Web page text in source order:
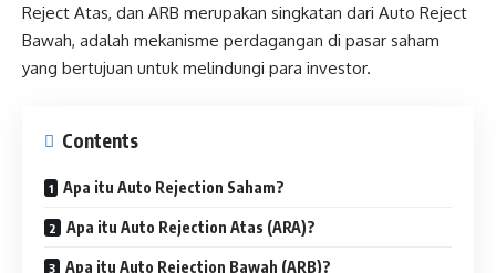
Reject Atas, dan ARB merupakan singkatan dari Auto Reject
Bawah, adalah mekanisme perdagangan di pasar saham
yang bertujuan untuk melindungi para investor.
Contents
Apa itu Auto Rejection Saham?
Apa itu Auto Rejection Atas (ARA)?
Apa itu Auto Rejection Bawah (ARB)?